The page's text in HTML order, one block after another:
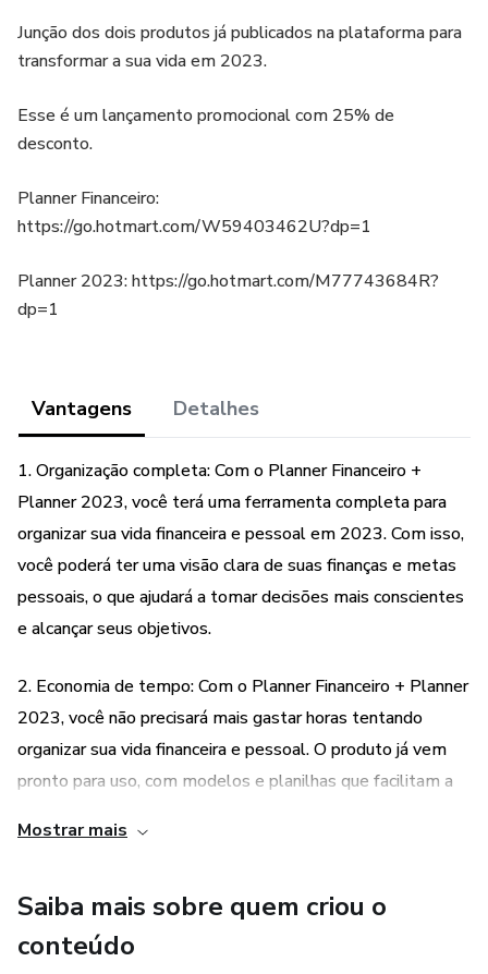
Junção dos dois produtos já publicados na plataforma para
transformar a sua vida em 2023.
Esse é um lançamento promocional com 25% de
desconto.
Planner Financeiro:
https://go.hotmart.com/W59403462U?dp=1
Planner 2023: https://go.hotmart.com/M77743684R?
dp=1
Vantagens Detalhes
1. Organização completa: Com o Planner Financeiro +
Planner 2023, você terá uma ferramenta completa para
organizar sua vida financeira e pessoal em 2023. Com isso,
você poderá ter uma visão clara de suas finanças e metas
pessoais, o que ajudará a tomar decisões mais conscientes
e alcançar seus objetivos.
2. Economia de tempo: Com o Planner Financeiro + Planner
2023, você não precisará mais gastar horas tentando
organizar sua vida financeira e pessoal. O produto já vem
pronto para uso, com modelos e planilhas que facilitam a
Planner Financeiro + Planner 2023, você poderá adquirir o
produto com 25% de desconto. Isso significa que você terá
Mostrar mais
Saiba mais sobre quem criou o
conteúdo